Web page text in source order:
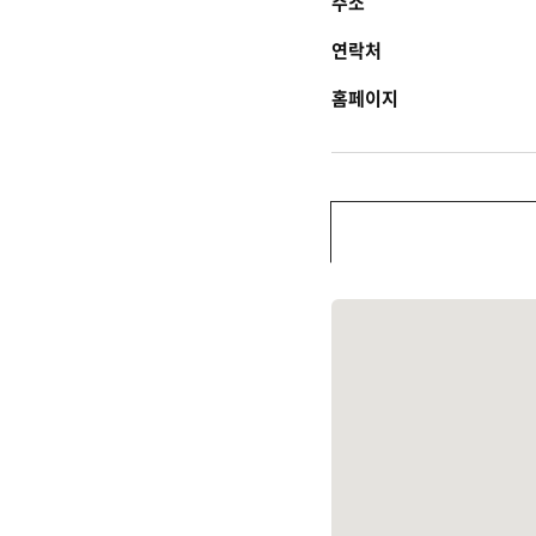
연락처
홈페이지